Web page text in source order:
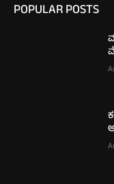
POPULAR POSTS